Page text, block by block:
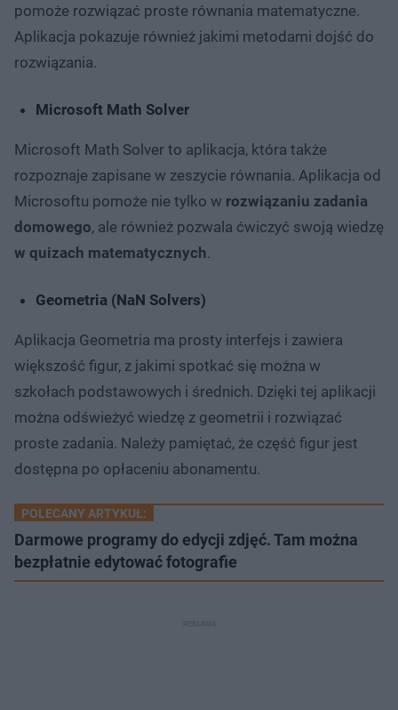
pomoże rozwiązać proste równania matematyczne.
Aplikacja pokazuje również jakimi metodami dojść do
rozwiązania.
Microsoft Math Solver
Microsoft Math Solver to aplikacja, która także
rozpoznaje zapisane w zeszycie równania. Aplikacja od
Microsoftu pomoże nie tylko w rozwiązaniu zadania
domowego, ale również pozwala ćwiczyć swoją wiedzę
w quizach matematycznych.
Geometria (NaN Solvers)
Aplikacja Geometria ma prosty interfejs i zawiera
większość figur, z jakimi spotkać się można w
szkołach podstawowych i średnich. Dzięki tej aplikacji
można odświeżyć wiedzę z geometrii i rozwiązać
proste zadania. Należy pamiętać, że część figur jest
dostępna po opłaceniu abonamentu.
POLECANY ARTYKUŁ:
Darmowe programy do edycji zdjęć. Tam można
bezpłatnie edytować fotografie